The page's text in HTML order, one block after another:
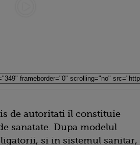
de autoritati il constituie
sanatate. Dupa modelul
si in sistemul sanitar,